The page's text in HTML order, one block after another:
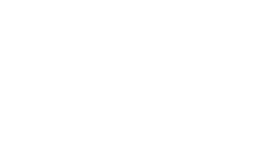
一のコメントがオンエア！
ンエア！